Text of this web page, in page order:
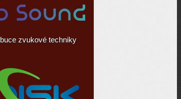
zvukové techniky